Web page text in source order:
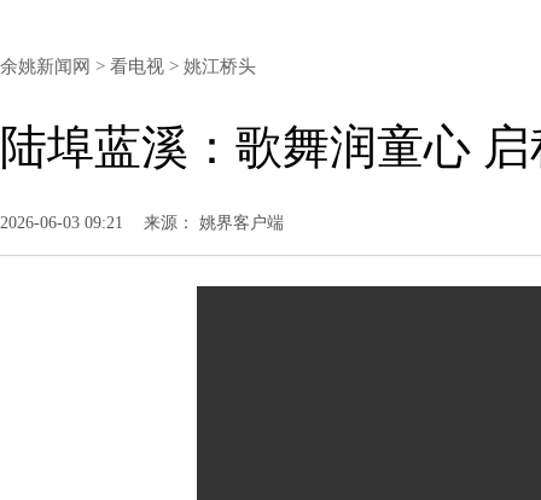
余姚新闻网 > 看电视 > 姚江桥头
陆埠蓝溪：歌舞润童心
2026-06-03 09:21 来源： 姚界客户端